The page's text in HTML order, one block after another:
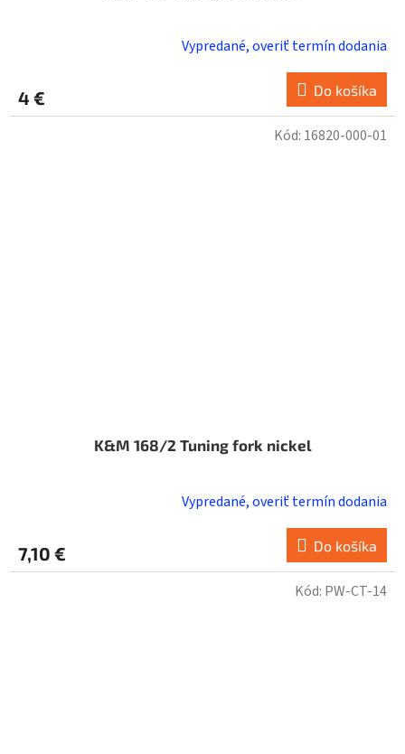
Vypredané, overiť termín dodania
4 € Do košíka
K&M 168/2 Tuning fork nickel
Vypredané, overiť termín dodania
7,10 € Do košíka
Kód: 16820-000-01
Kód: PW-CT-14